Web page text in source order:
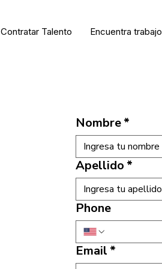
Contratar Talento Encuentra trabajo
Nombre*
Apellido *
Phone
Email *